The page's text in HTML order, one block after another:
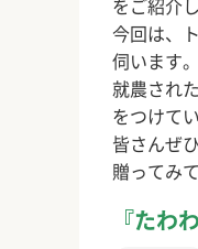
をご紹介
今回は、
伺います。
就農され
をつけて
皆さんぜ
贈ってみ
『たわ